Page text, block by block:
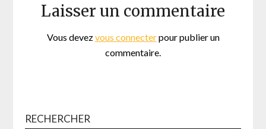
Laisser un commentaire
Vous devezvous connecterpour publier un
commentaire.
RECHERCHER